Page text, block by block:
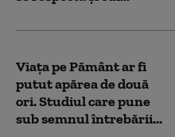
Viața pe Pământ ar fi
putut apărea de două
ori. Studiul care pune
sub semnul întrebării...